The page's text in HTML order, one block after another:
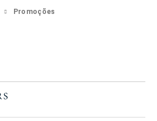
Promoções